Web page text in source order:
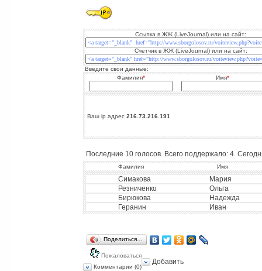
Ссылка в ЖЖ (LiveJournal) или на сайт:
Счетчик в ЖЖ (LiveJournal) или на сайт:
Введите свои данные:
Фамилия* Имя*
Ваш ip адрес 216.73.216.191
Последние 10 голосов. Всего поддержало: 4.
Фамилия Имя
Симакова
Мария
Резниченко
Ольга
Бирюкова
Надежда
Геранин
Иван
Поделиться…
Пожаловаться
Комментарии (0)
Добавить